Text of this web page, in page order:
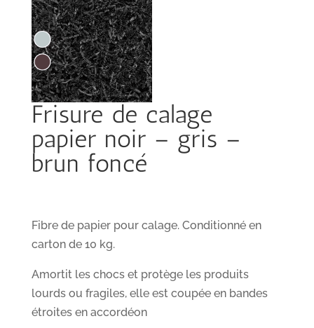
Frisure de calage
papier noir – gris –
brun foncé
Fibre de papier pour calage. Conditionné en
carton de 10 kg.
Amortit les chocs et protège les produits
lourds ou fragiles, elle est coupée en bandes
étroites en accordéon